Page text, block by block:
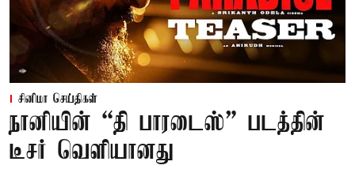
சினிமா செய்திகள்
நானியின் “தி பாரடைஸ்” படத்தின்
டீசர் வெளியானது